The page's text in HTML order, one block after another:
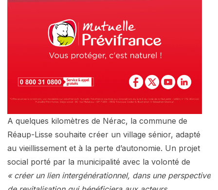
A quelques kilomètres de Nérac, la commune de
Réaup-Lisse souhaite créer un village sénior, adapté
au vieillissement et à la perte d’autonomie. Un projet
social porté par la municipalité avec la volonté de
« créer un lien intergénérationnel, dans une perspective